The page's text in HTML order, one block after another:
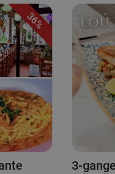
36%
3-